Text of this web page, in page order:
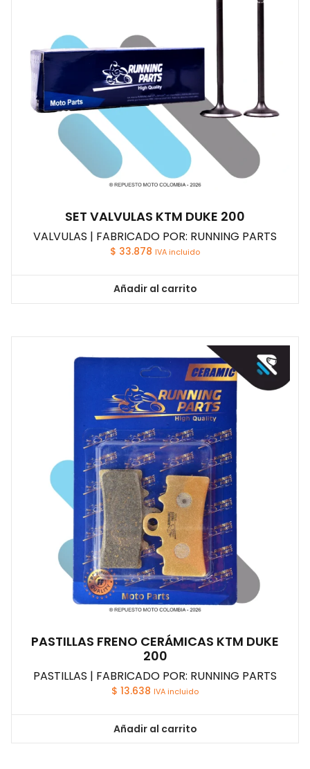
SET VALVULAS KTM DUKE 200
VALVULAS | FABRICADO POR: RUNNING PARTS
$ 33.878 IVA incluido
Añadir al carrito
PASTILLAS FRENO CERÁMICAS KTM DUKE
200
PASTILLAS | FABRICADO POR: RUNNING PARTS
$ 13.638 IVA incluido
Añadir al carrito